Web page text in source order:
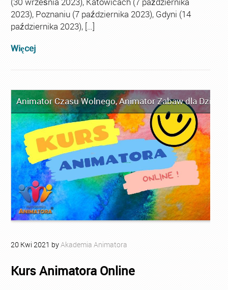
2023), Poznaniu (7 października 2023), Gdyni (14
października 2023), […]
Więcej
Animator Czasu Wolnego,Animator Zabaw dla Dzieci
20 Kwi 2021 byAkademia Animatora
Kurs Animatora Online